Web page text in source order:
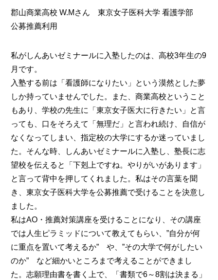
郡山商業高校 W.Mさん 東京女子医科大学 看護学部
公募推薦利用
私がしんあいゼミナールに入塾したのは、高校3年生の9
月です。
入塾する前は「看護師になりたい」という漠然とした夢
しか持っていませんでした。また、商業高校ということ
もあり、学校の先生に「東京女子医大に行きたい」と言
っても、口をそろえて「無理だ」と言われ続け、自信が
なくなってしまい、指定校の大学にするか迷っていまし
た。そんな時、しんあいゼミナールに入塾し、塾長に志
望校を伝えると「下剋上ですね。やりがいがあります」
と言って背中を押してくれました。私はその言葉を聞
き、東京女子医科大学を公募推薦で受けることを決意し
ました。
私はAO・推薦対策講座を受けることになり、その講座
では人生ピラミッドについて教えてもらい、”自分が何
に重点を置いて考えるか” や、”その大学で何がしたい
のか” など細かいところまで考えることができまし
た。志願理由書を書く上で、「書類で6～8割は決まる」